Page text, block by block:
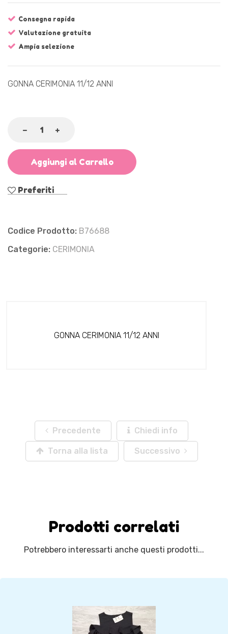
Consegna rapida
Valutazione gratuita
Ampia selezione
GONNA CERIMONIA 11/12 ANNI
Aggiungi al Carrello
Preferiti
Codice Prodotto: B76688
Categorie: CERIMONIA
GONNA CERIMONIA 11/12 ANNI
Precedente Chiedi info
Torna alla lista Successivo
Prodotti correlati
Potrebbero interessarti anche questi prodotti...